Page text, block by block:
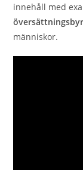
innehåll med
människor.